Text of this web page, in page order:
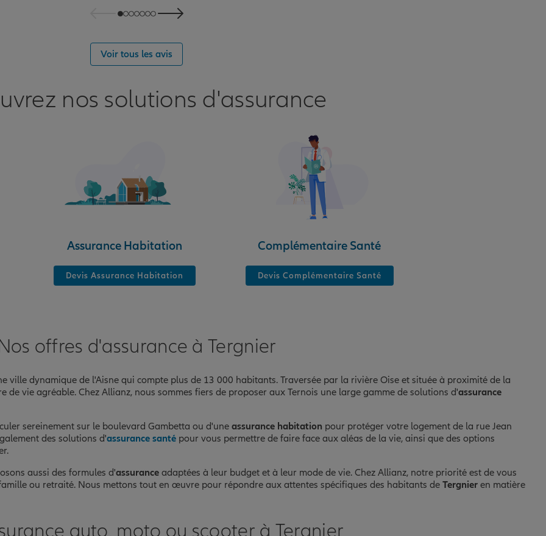
Voir tous les avis
nos solutions d'assurance
Assurance Habitation
Devis Assurance Habitation
Complémentaire Santé
Devis Complémentaire Santé
offres d'assurance à Tergnier
ville dynamique de l'Aisne qui compte plus de 13 000 habitants. Traversée par la rivière Oise et située à proximité de la
vie agréable. Chez Allianz, nous sommes fiers de proposer aux Ternois une large gamme de solutions d'assurance
sereinement sur le boulevard Gambetta ou d'uneassurance habitation pour protéger votre logement de la rue Jean
des solutions d'assurance santé pour vous permettre de faire face aux aléas de la vie, ainsi que des options
aussi des formules d'assurance adaptées à leur budget et à leur mode de vie. Chez Allianz, notre priorité est de vous
ou retraité. Nous mettons tout en œuvre pour répondre aux attentes spécifiques des habitants de Tergnier en matière
auto, moto ou scooter à Tergnier